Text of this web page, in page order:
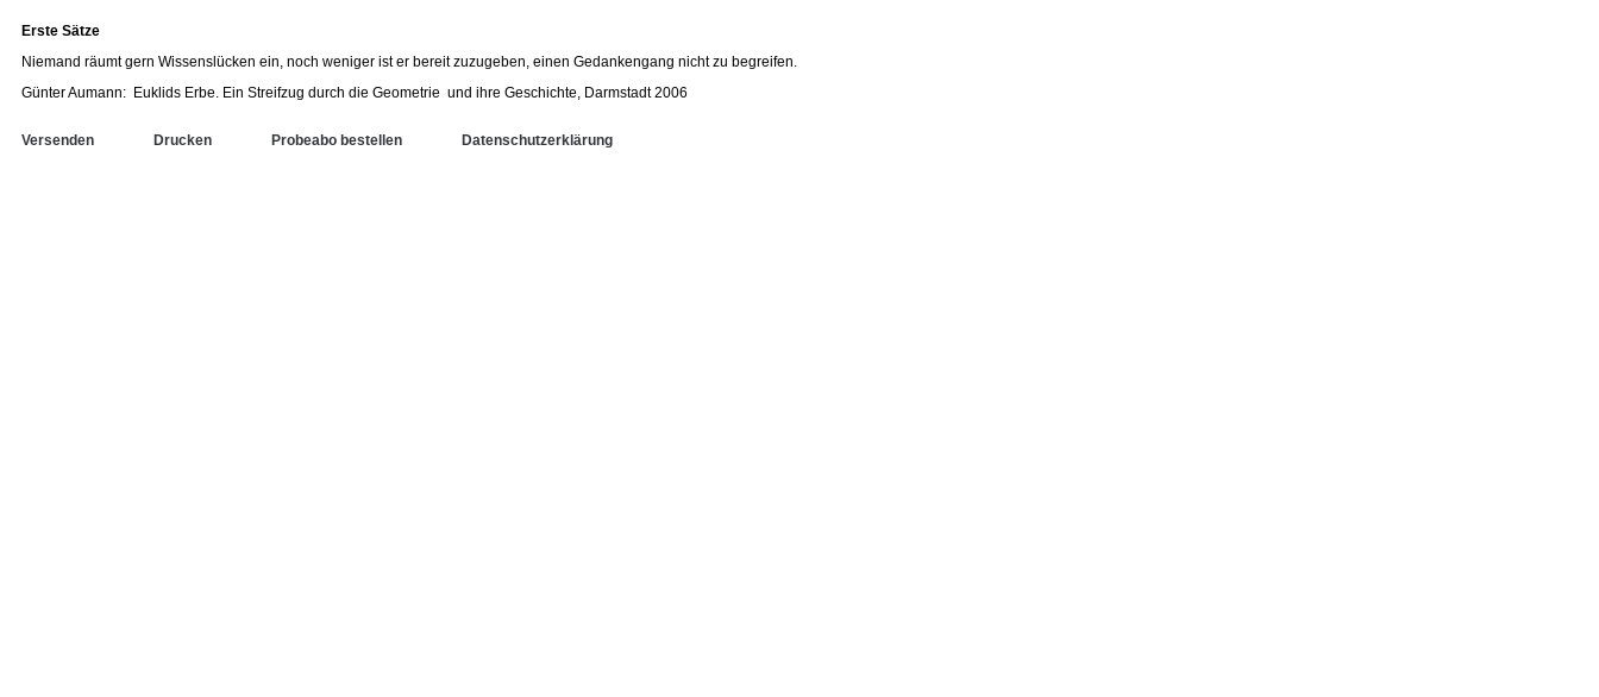
Erste Sätze
Niemand räumt gern Wissenslücken ein, noch weniger ist er bereit zuzugeben, einen Gedankengang nicht zu begreifen.
Günter Aumann: Euklids Erbe. Ein Streifzug durch die Geometrie und ihre Geschichte, Darmstadt 2006
Versenden Drucken Probeabo bestellen Datenschutzerklärung